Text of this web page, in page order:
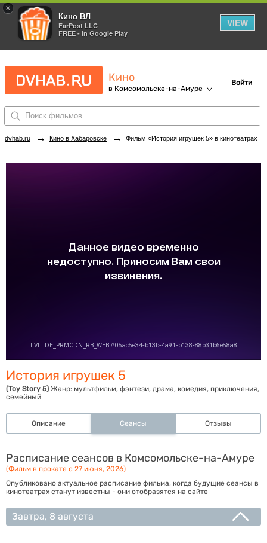
×
Кино ВЛ
FarPost LLC
FREE - In Google Play
VIEW
Кино
в Комсомольске-на-Амуре
Войти
dvhab.ru → Кино в Хабаровске → Фильм «История игрушек 5» в кинотеатрах Комсомольска-на-Амуре. Купить билеты!
История игрушек 5
(Toy Story 5) Жанр: мультфильм, фэнтези, драма, комедия, приключения,
семейный
Описание Сеансы Отзывы
Расписание сеансов в Комсомольске-на-Амуре
(Фильм в прокате с 27 июня, 2026)
Опубликовано актуальное расписание фильма, когда будущие сеансы в
кинотеатрах станут известны - они отобразятся на сайте
Завтра, 8 августа